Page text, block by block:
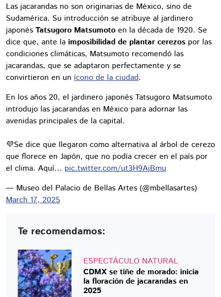
Las jacarandas no son originarias de México, sino de
Sudamérica. Su introducción se atribuye al jardinero
japonés Tatsugoro Matsumoto en la década de 1920. Se
dice que, ante la imposibilidad de plantar cerezos por las
condiciones climáticas, Matsumoto recomendó las
jacarandas, que se adaptaron perfectamente y se
convirtieron en un ícono de la ciudad.
En los años 20, el jardinero japonés Tatsugoro Matsumoto
introdujo las jacarandas en México para adornar las
avenidas principales de la capital.
💜Se dice que llegaron como alternativa al árbol de cerezo
que florece en Japón, que no podía crecer en el país por
el clima. Aquí… pic.twitter.com/ut3H9AjBmu
— Museo del Palacio de Bellas Artes (@mbellasartes)
March 17, 2025
Te recomendamos:
ESPECTÁCULO NATURAL
CDMX se tiñe de morado: inicia
la floración de jacarandas en
2025